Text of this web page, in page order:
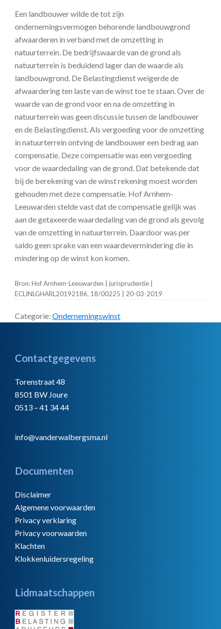
Een landbouwer wilde de tot zijn
ondernemingsvermogen behorende landbouwgrond
afwaarderen in verband met de omzetting in
natuurterrein. De bedrijfswaarde van de grond als
natuurterrein is beduidend lager dan de waarde als
landbouwgrond. De Belastingdienst weigerde de
afwaardering ten laste van de winst toe te staan. Over de
waarde van de grond voor en na de omzetting in
natuurterrein was geen discussie tussen de landbouwer
en de Belastingdienst. Als vergoeding voor de omzetting
in natuurterrein ontving de landbouwer een bedrag aan
compensatie. Deze compensatie was een vergoeding
voor de waardedaling van de grond. Dat betekende dat
bij de berekening van de winst rekening moest worden
gehouden met deze compensatie. Hof Arnhem-
Leeuwarden stelde vast dat de compensatie gelijk was
aan de getaxeerde waardedaling van de grond als gevolg
van de omzetting in natuurterrein. Daardoor was per
saldo geen sprake van een waardevermindering die in
mindering op de winst kon komen.
Bron: Hof Arnhem-Leeuwarden | jurisprudentie |
ECLINLGHARL20192186, 18/00225 | 20-03-2019
Categorie: Ondernemingswinst
Footer
Contactgegevens
Torenstraat 48
8501 BW Joure
0513 – 41 34 44
info@vanderwalbergsma.nl
Documenten
Disclaimer
Algemene voorwaarden
Privacy verklaring
Privacy voorwaarden
Klachten
Klokkenluidersregeling
Lidmaatschappen